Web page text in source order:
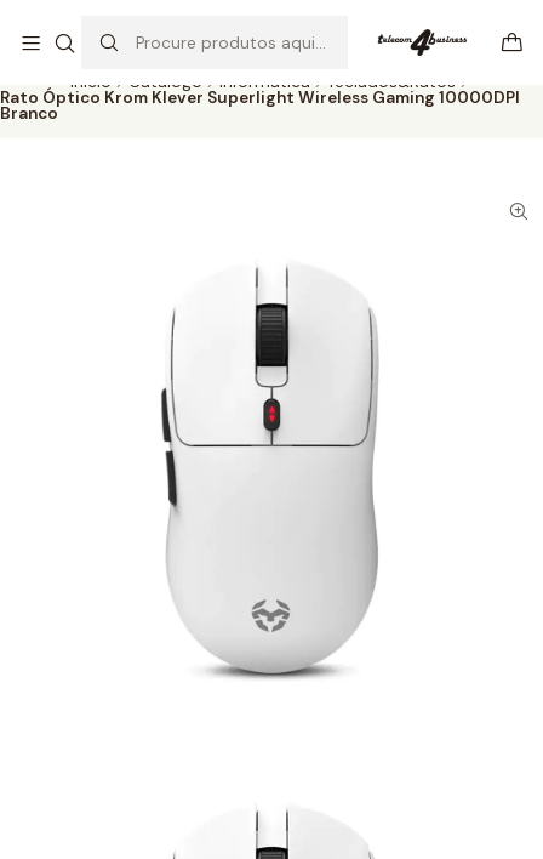
Ler mais
Início Catálogo Informática Teclados&Ratos
Rato Óptico Krom Klever Superlight Wireless Gaming 10000DPI
Branco